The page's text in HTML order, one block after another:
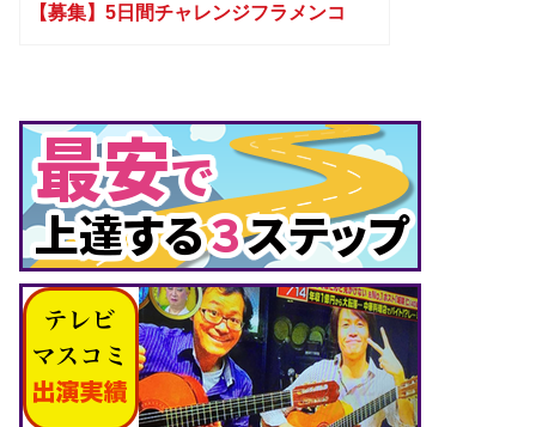
【募集】5日間チャレンジフラメンコ